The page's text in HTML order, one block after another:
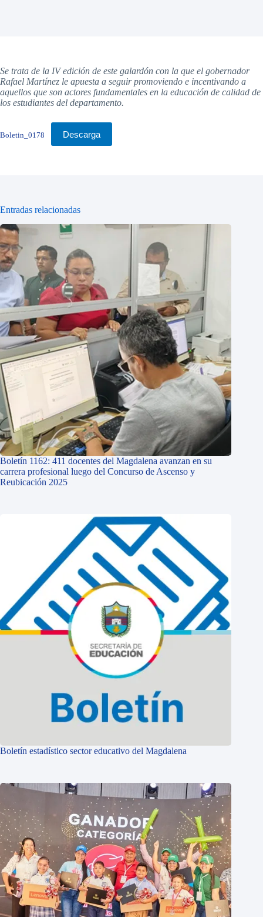
Se trata de la IV edición de este galardón con la que el gobernador
Rafael Martínez le apuesta a seguir promoviendo e incentivando a
aquellos que son actores fundamentales en la educación de calidad de
los estudiantes del departamento.
Boletin_0178 Descarga
Entradas relacionadas
Boletín 1162: 411 docentes del Magdalena avanzan en su
carrera profesional luego del Concurso de Ascenso y
Reubicación 2025
Boletín estadístico sector educativo del Magdalena